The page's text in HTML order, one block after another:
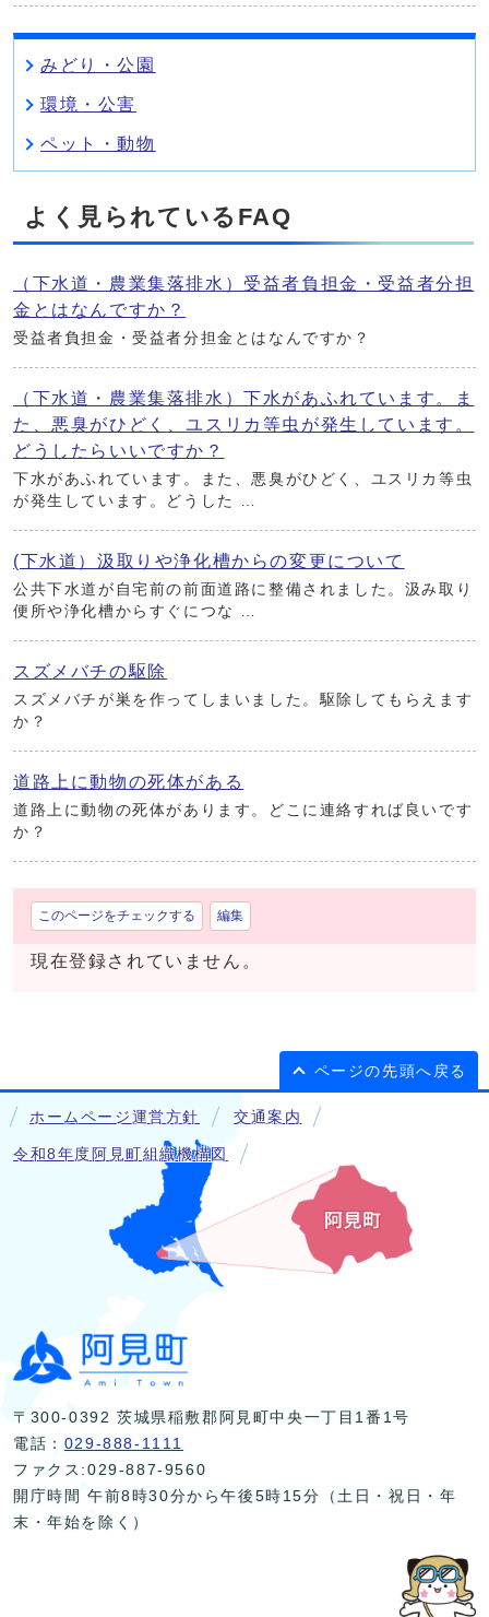
みどり・公園
環境・公害
ペット・動物
よく見られているFAQ
（下水道・農業集落排水）受益者負担金・受益者分担
金とはなんですか？
受益者負担金・受益者分担金とはなんですか？
（下水道・農業集落排水）下水があふれています。ま
た、悪臭がひどく、ユスリカ等虫が発生しています。
どうしたらいいですか？
下水があふれています。また、悪臭がひどく、ユスリカ等虫
が発生しています。どうした …
(下水道）汲取りや浄化槽からの変更について
公共下水道が自宅前の前面道路に整備されました。汲み取り
便所や浄化槽からすぐにつな …
スズメバチの駆除
スズメバチが巣を作ってしまいました。駆除してもらえます
か？
道路上に動物の死体がある
道路上に動物の死体があります。どこに連絡すれば良いです
か？
このページをチェックする 編集
現在登録されていません。
ページの先頭へ戻る
ホームページ運営方針 交通案内
令和8年度阿見町組織機構図
〒300-0392 茨城県稲敷郡阿見町中央一丁目1番1号
電話： 029-888-1111
ファクス:029-887-9560
開庁時間 午前8時30分から午後5時15分（土日・祝日・年
末・年始を除く）